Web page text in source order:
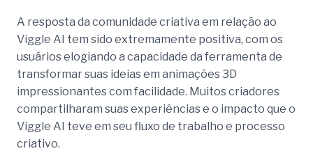
A resposta da comunidade criativa em relação ao
Viggle AI tem sido extremamente positiva, com os
usuários elogiando a capacidade da ferramenta de
transformar suas ideias em animações 3D
impressionantes com facilidade. Muitos criadores
compartilharam suas experiências e o impacto que o
Viggle AI teve em seu fluxo de trabalho e processo
criativo.